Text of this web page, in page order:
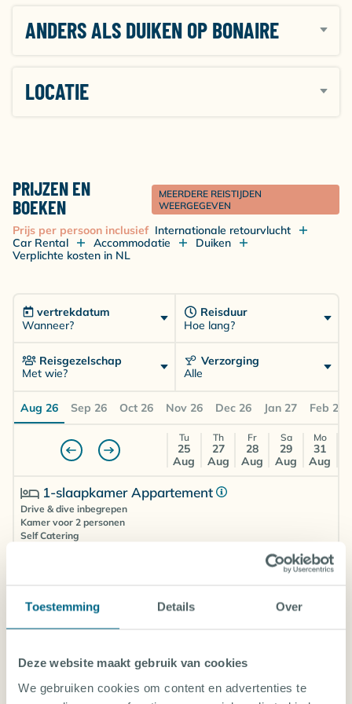
Toestemming Details Over
Deze website maakt gebruik van cookies
We gebruiken cookies om content en advertenties te
ANDERS ALS DUIKEN OP BONAIRE
LOCATIE
PRIJZEN EN
BOEKEN
MEERDERE REISTIJDEN
WEERGEGEVEN
Prijs per persoon inclusief Internationale retourvlucht
Car Rental
Accommodatie
Duiken
Verplichte kosten in NL
vertrekdatum
Wanneer?
Reisduur
Hoe lang?
Reisgezelschap
Met wie?
Verzorging
Alle
Aug 26 Sep 26 Oct 26 Nov 26 Dec 26 Jan 27 Feb 27
Tu
25
Aug
Th
27
Aug
Fr
28
Aug
Sa
29
Aug
Mo
31
Aug
1-slaapkamer Appartement
Drive & dive inbegrepen
Kamer voor 2 personen
Self Catering
€
€
Self Catering